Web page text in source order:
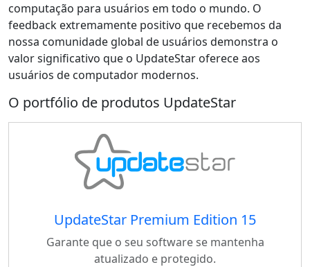
computação para usuários em todo o mundo. O
feedback extremamente positivo que recebemos da
nossa comunidade global de usuários demonstra o
valor significativo que o UpdateStar oferece aos
usuários de computador modernos.
O portfólio de produtos UpdateStar
UpdateStar Premium Edition 15
Garante que o seu software se mantenha
atualizado e protegido.